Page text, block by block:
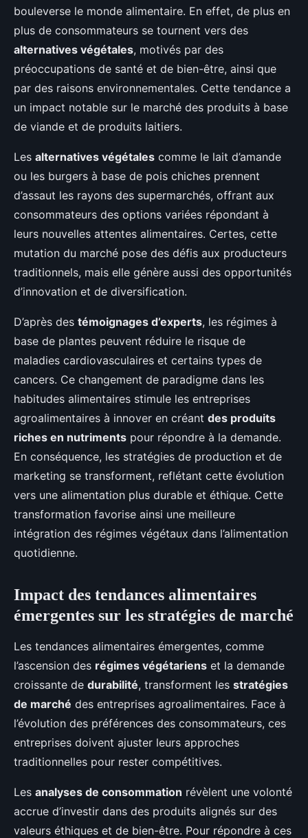
bouleverse le monde alimentaire. En effet, de plus en
plus de consommateurs se tournent vers des
alternatives végétales, motivés par des
préoccupations de santé et de bien-être, ainsi que
par des raisons environnementales. Cette tendance a
un impact notable sur le marché des produits à base
de viande et de produits laitiers.
Les alternatives végétales comme le lait d’amande
ou les burgers à base de pois chiches prennent
d’assaut les rayons des supermarchés, offrant aux
consommateurs des options variées répondant à
leurs nouvelles attentes alimentaires. Certes, cette
mutation du marché pose des défis aux producteurs
traditionnels, mais elle génère aussi des opportunités
d’innovation et de diversification.
D’après des témoignages d’experts, les régimes à
base de plantes peuvent réduire le risque de
maladies cardiovasculaires et certains types de
cancers. Ce changement de paradigme dans les
habitudes alimentaires stimule les entreprises
agroalimentaires à innover en créant des produits
riches en nutriments pour répondre à la demande.
En conséquence, les stratégies de production et de
marketing se transforment, reflétant cette évolution
vers une alimentation plus durable et éthique. Cette
transformation favorise ainsi une meilleure
intégration des régimes végétaux dans l’alimentation
quotidienne.
Impact des tendances alimentaires
émergentes sur les stratégies de marché
Les tendances alimentaires émergentes, comme
l’ascension des régimes végétariens et la demande
croissante de durabilité, transforment les stratégies
de marché des entreprises agroalimentaires. Face à
l’évolution des préférences des consommateurs, ces
entreprises doivent ajuster leurs approches
traditionnelles pour rester compétitives.
Les analyses de consommation révèlent une volonté
accrue d’investir dans des produits alignés sur des
valeurs éthiques et de bien-être. Pour répondre à ces